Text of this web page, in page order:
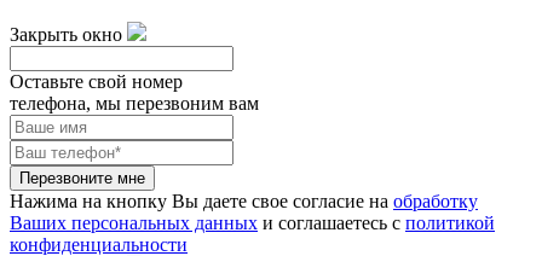
Закрыть окно
Оставьте свой номер
телефона, мы перезвоним вам
Перезвоните мне
Нажима на кнопку Вы даете свое согласие на обработку
Ваших персональных данных и соглашаетесь с политикой
конфиденциальности